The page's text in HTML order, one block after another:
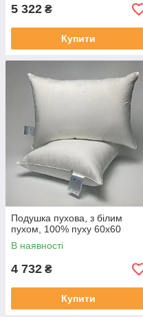
5 322 ₴
Купити
Подушка пухова, з білим
пухом, 100% пуху 60x60
В наявності
4 732 ₴
Купити